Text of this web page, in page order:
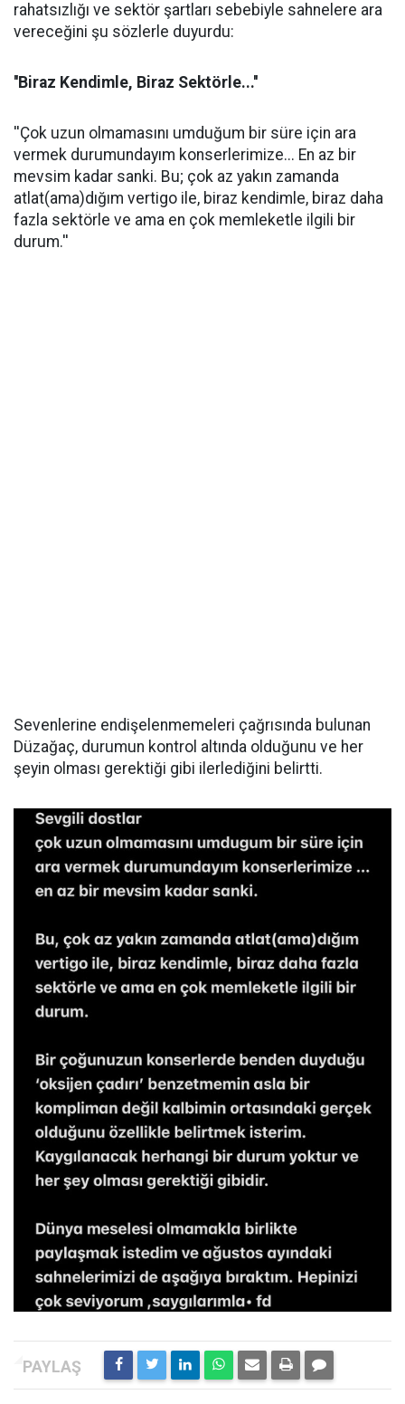
rahatsızlığı ve sektör şartları sebebiyle sahnelere ara
vereceğini şu sözlerle duyurdu:
''Biraz Kendimle, Biraz Sektörle...''
''Çok uzun olmamasını umduğum bir süre için ara
vermek durumundayım konserlerimize... En az bir
mevsim kadar sanki. Bu; çok az yakın zamanda
atlat(ama)dığım vertigo ile, biraz kendimle, biraz daha
fazla sektörle ve ama en çok memleketle ilgili bir
durum.''
Sevenlerine endişelenmemeleri çağrısında bulunan
Düzağaç, durumun kontrol altında olduğunu ve her
şeyin olması gerektiği gibi ilerlediğini belirtti.